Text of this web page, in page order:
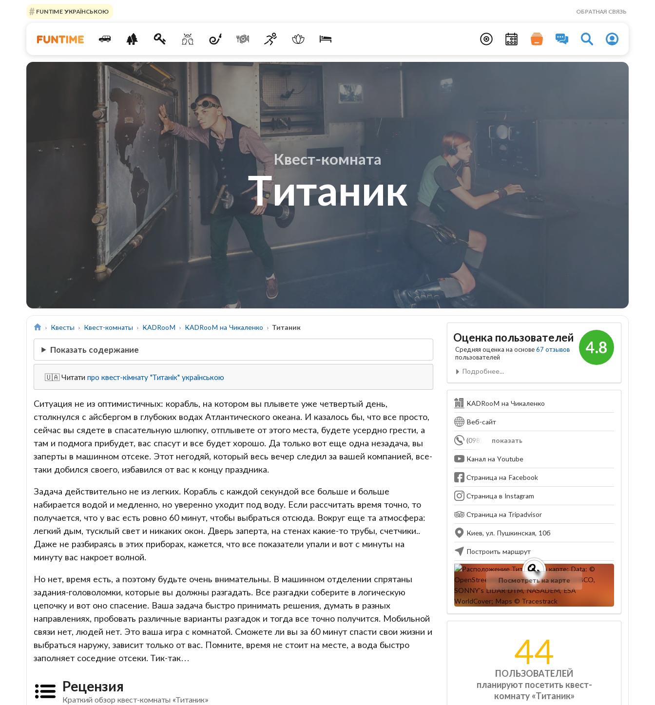
FUNTIME УКРАЇНСЬКОЮ ОБРАТНАЯ СВЯЗЬ
Квест-комната
Титаник
Квесты Квест-комнаты KADRooM KADRooM на Чикаленко Титаник
Показать содержание
🇺🇦 Читати про квест-кімнату "Титанік" українською
Ситуация не из оптимистичных: корабль, на котором вы плывете уже четвертый день,
столкнулся с айсбергом в глубоких водах Атлантического океана. И казалось бы, что все просто,
сейчас вы сядете в спасательную шлюпку, отплывете от этого места, будете усердно грести, а
там и подмога прибудет, вас спасут и все будет хорошо. Да только вот еще одна незадача, вы
заперты в машинном отсеке. Этот негодяй, который весь вечер следил за вашей компанией, все-
таки добился своего, избавился от вас к концу праздника.
Задача действительно не из легких. Корабль с каждой секундой все больше и больше
набирается водой и медленно, но уверенно уходит под воду. Если рассчитать время точно, то
получается, что у вас есть ровно 60 минут, чтобы выбраться отсюда. Вокруг еще та атмосфера:
легкий дым, тусклый свет и никаких окон. Дверь заперта, на стенах какие-то трубы, счетчики..
Даже не разбираясь в этих приборах, кажется, что все показатели упали и вот с минуты на
минуту вас накроет волной.
Но нет, время есть, а поэтому будьте очень внимательны. В машинном отделении спрятаны
задания-головоломки, которые вы должны разгадать. Все разгадки соберите в логическую
цепочку и вот оно спасение. Ваша задача быстро принимать решения, думать в разных
направлениях, пробовать различные варианты разгадок и тогда все точно получится. Мобильной
связи нет, людей нет. Это ваша игра с комнатой. Сможете ли вы за 60 минут спасти свои жизни и
выбраться наружу, зависит только от вас. Помните, время не стоит на месте, а вода быстро
заполняет соседние отсеки. Тик-так…
Рецензия
Краткий обзор квест-комнаты «Титаник»
4.8
Оценка пользователей
Средняя оценка на основе67 отзывов
пользователей
Подробнее...
KADRooM на Чикаленко
Веб-сайт
показать
(098) 641-94-34
Канал на Youtube
Страница на Facebook
Страница в Instagram
Страница на Tripadvisor
Киев, ул. Пушкинская, 10б
Построить маршрут
Посмотреть на карте
44
ПОЛЬЗОВАТЕЛЕЙ
планируют посетить квест-
комнату «Титаник»